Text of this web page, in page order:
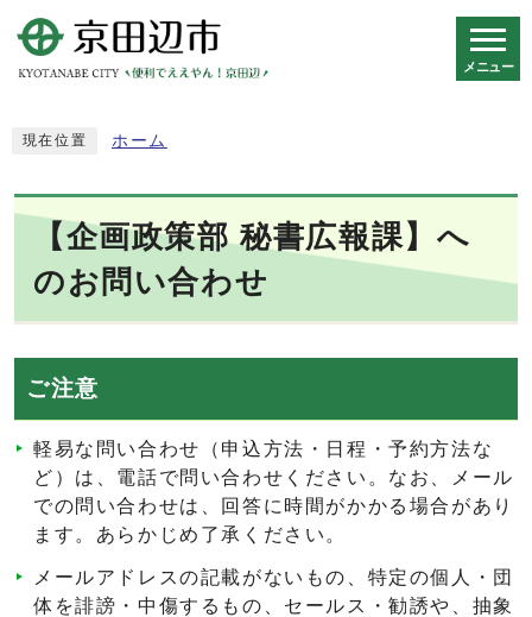
メニュー
現在位置 ホーム
【企画政策部 秘書広報課】へ
のお問い合わせ
ご注意
軽易な問い合わせ（申込方法・日程・予約方法な
ど）は、電話で問い合わせください。なお、メール
での問い合わせは、回答に時間がかかる場合があり
ます。あらかじめ了承ください。
メールアドレスの記載がないもの、特定の個人・団
体を誹謗・中傷するもの、セールス・勧誘や、抽象